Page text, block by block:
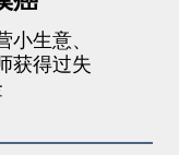
小生意、
获得过失